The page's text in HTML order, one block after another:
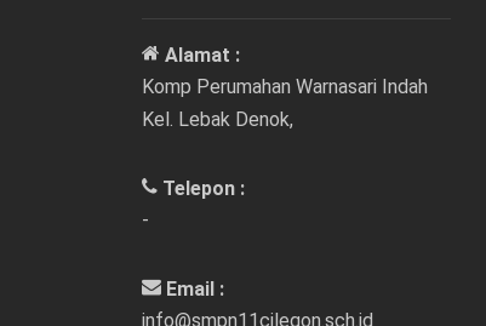
Alamat :
Komp Perumahan Warnasari Indah
Kel. Lebak Denok,
Telepon :
-
Email :
info@smpn11cilegon.sch.id